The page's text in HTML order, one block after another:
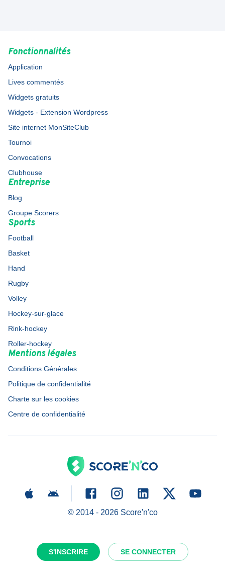
S'INSCRIRE SE CONNECTER
Fonctionnalités
Application
Lives commentés
Widgets gratuits
Widgets - Extension Wordpress
Site internet MonSiteClub
Tournoi
Convocations
Clubhouse
Entreprise
Blog
Groupe Scorers
Sports
Football
Basket
Hand
Rugby
Volley
Hockey-sur-glace
Rink-hockey
Roller-hockey
Mentions légales
Conditions Générales
Politique de confidentialité
Charte sur les cookies
Centre de confidentialité
© 2014 - 2026Score'n'co